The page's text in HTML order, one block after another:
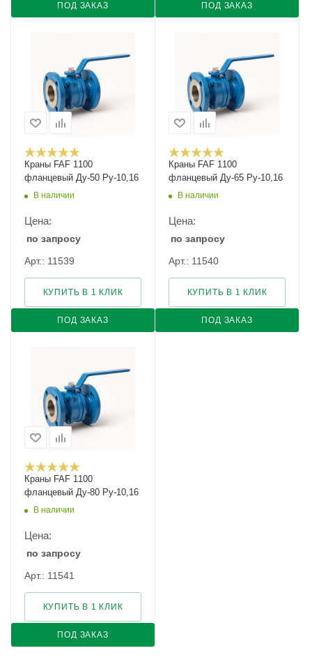
ПОД ЗАКАЗ ПОД ЗАКАЗ
Краны FAF 1100
фланцевый Ду-50 Ру-10,16
В наличии
Цена:
по запросу
Арт.: 11539
ПОД ЗАКАЗ
КУПИТЬ В 1 КЛИК
Краны FAF 1100
фланцевый Ду-65 Ру-10,16
В наличии
Цена:
по запросу
Арт.: 11540
ПОД ЗАКАЗ
КУПИТЬ В 1 КЛИК
Краны FAF 1100
фланцевый Ду-80 Ру-10,16
В наличии
Цена:
по запросу
Арт.: 11541
ПОД ЗАКАЗ
КУПИТЬ В 1 КЛИК